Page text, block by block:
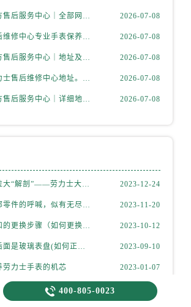
2026-07-08
2026-07-08
2026-07-08
2026-07-08
2026-07-08
2023-12-24
2023-11-20
2023-10-12
2023-09-10
劳力士手表的机芯 2023-01-07
劳力士机械表怎么换表带的(简单易学的步骤) 2023-09-20
 400-805-0023